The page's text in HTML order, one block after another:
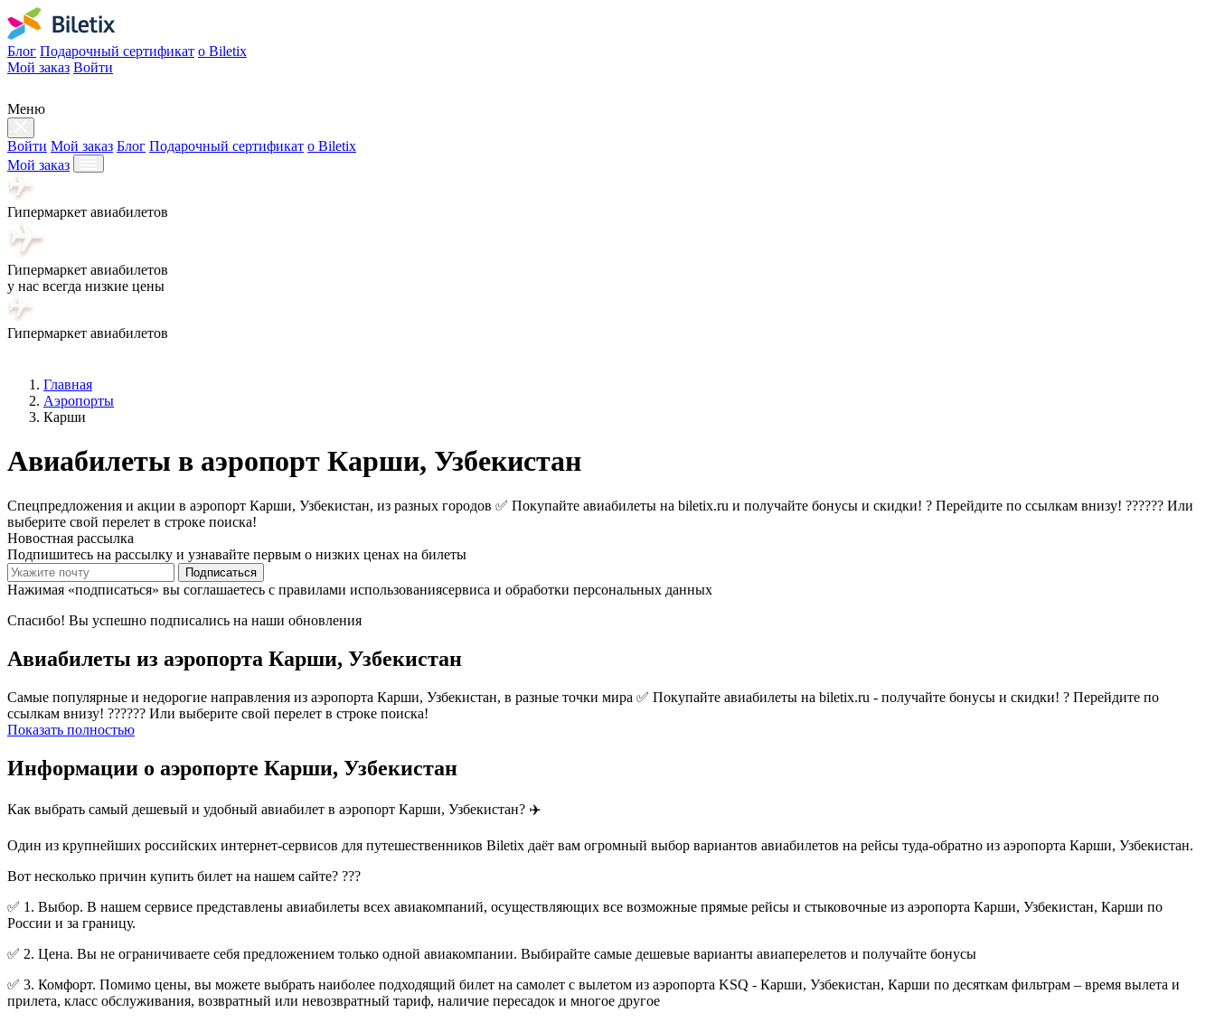
Блог Подарочный сертификат о Biletix
Мой заказ Войти
Меню
Войти Мой заказ Блог Подарочный сертификат о Biletix
Мой заказ
Гипермаркет авиабилетов
Гипермаркет авиабилетов
у нас всегда низкие цены
Гипермаркет авиабилетов
Главная
Аэропорты
Карши
Авиабилеты в аэропорт Карши, Узбекистан
Спецпредложения и акции в аэропорт Карши, Узбекистан, из разных городов ✅ Покупайте авиабилеты на biletix.ru и получайте бонусы и скидки! ? Перейдите по ссылкам внизу! ?????? Или
выберите свой перелет в строке поиска!
Новостная рассылка
Подпишитесь на рассылку и узнавайте первым о низких ценах на билеты
Подписаться
Нажимая «подписаться» вы соглашаетесь с правилами использованиясервиса и обработки персональных данных
Спасибо! Вы успешно подписались на наши обновления
Авиабилеты из аэропорта Карши, Узбекистан
Самые популярные и недорогие направления из аэропорта Карши, Узбекистан, в разные точки мира ✅ Покупайте авиабилеты на biletix.ru - получайте бонусы и скидки! ? Перейдите по
ссылкам внизу! ?????? Или выберите свой перелет в строке поиска!
Показать полностью
Информации о аэропорте Карши, Узбекистан
Как выбрать самый дешевый и удобный авиабилет в аэропорт Карши, Узбекистан? ✈️
Один из крупнейших российских интернет-сервисов для путешественников Biletix даёт вам огромный выбор вариантов авиабилетов на рейсы туда-обратно из аэропорта Карши, Узбекистан.
Вот несколько причин купить билет на нашем сайте? ???
✅ 1. Выбор. В нашем сервисе представлены авиабилеты всех авиакомпаний, осуществляющих все возможные прямые рейсы и стыковочные из аэропорта Карши, Узбекистан, Карши по
России и за границу.
✅ 2. Цена. Вы не ограничиваете себя предложением только одной авиакомпании. Выбирайте самые дешевые варианты авиаперелетов и получайте бонусы
✅ 3. Комфорт. Помимо цены, вы можете выбрать наиболее подходящий билет на самолет с вылетом из аэропорта KSQ - Карши, Узбекистан, Карши по десяткам фильтрам – время вылета и
прилета, класс обслуживания, возвратный или невозвратный тариф, наличие пересадок и многое другое